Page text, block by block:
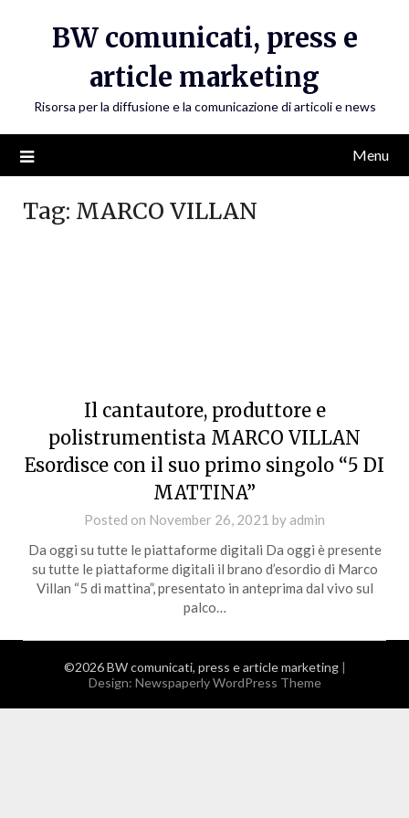
BW comunicati, press e
article marketing
Risorsa per la diffusione e la comunicazione di articoli e news
Menu
Tag: MARCO VILLAN
Il cantautore, produttore e
polistrumentista MARCO VILLAN
Esordisce con il suo primo singolo “5 DI
MATTINA”
Posted on November 26, 2021 by admin
Da oggi su tutte le piattaforme digitali Da oggi è presente
su tutte le piattaforme digitali il brano d’esordio di Marco
Villan “5 di mattina”, presentato in anteprima dal vivo sul
palco…
©2026 BW comunicati, press e article marketing |
Design: Newspaperly WordPress Theme